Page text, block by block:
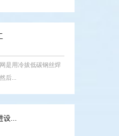
是用冷拔低碳钢丝焊
后...
...